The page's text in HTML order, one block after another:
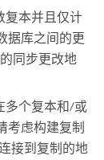
复本并且仅计
据库之间的更
同步更改地
多个复本和/或
考虑构建复制
接到复制的地